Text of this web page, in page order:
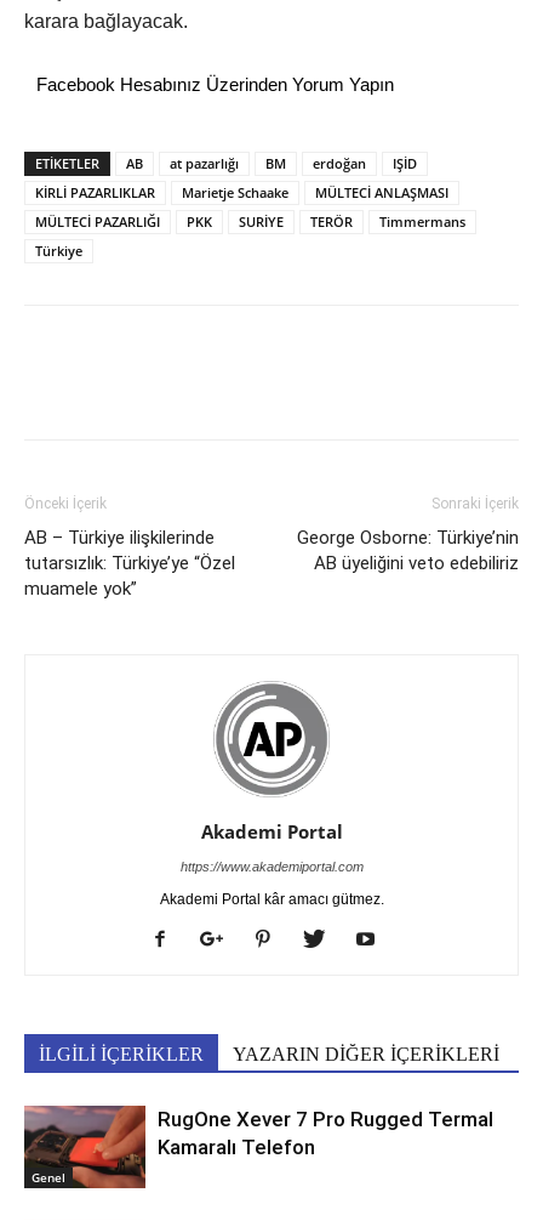
karara bağlayacak.
Facebook Hesabınız Üzerinden Yorum Yapın
ETİKETLER AB at pazarlığı BM erdoğan
IŞİD
KİRLİ PAZARLIKLAR
Marietje Schaake
MÜLTECİ ANLAŞMASI
MÜLTECİ PAZARLIĞI
PKK SURİYE TERÖR
Timmermans
Türkiye
Önceki İçerik
AB – Türkiye ilişkilerinde
tutarsızlık: Türkiye’ye “Özel
muamele yok”
Sonraki İçerik
George Osborne: Türkiye’nin
AB üyeliğini veto edebiliriz
Akademi Portal
https://www.akademiportal.com
Akademi Portal kâr amacı gütmez.
İLGİLİ İÇERİKLER YAZARIN DİĞER İÇERİKLERİ
Genel
RugOne Xever 7 Pro Rugged Termal
Kamaralı Telefon